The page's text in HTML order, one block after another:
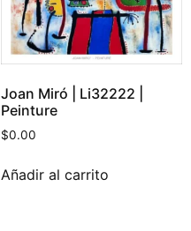
Joan Miró | Li32222 |
Peinture
$0.00
Añadir al carrito